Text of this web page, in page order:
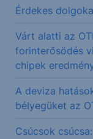
Érdekes
Várt alatti az
forinterősödés
chipek
A deviza
bélyegüket az
Csúcsok